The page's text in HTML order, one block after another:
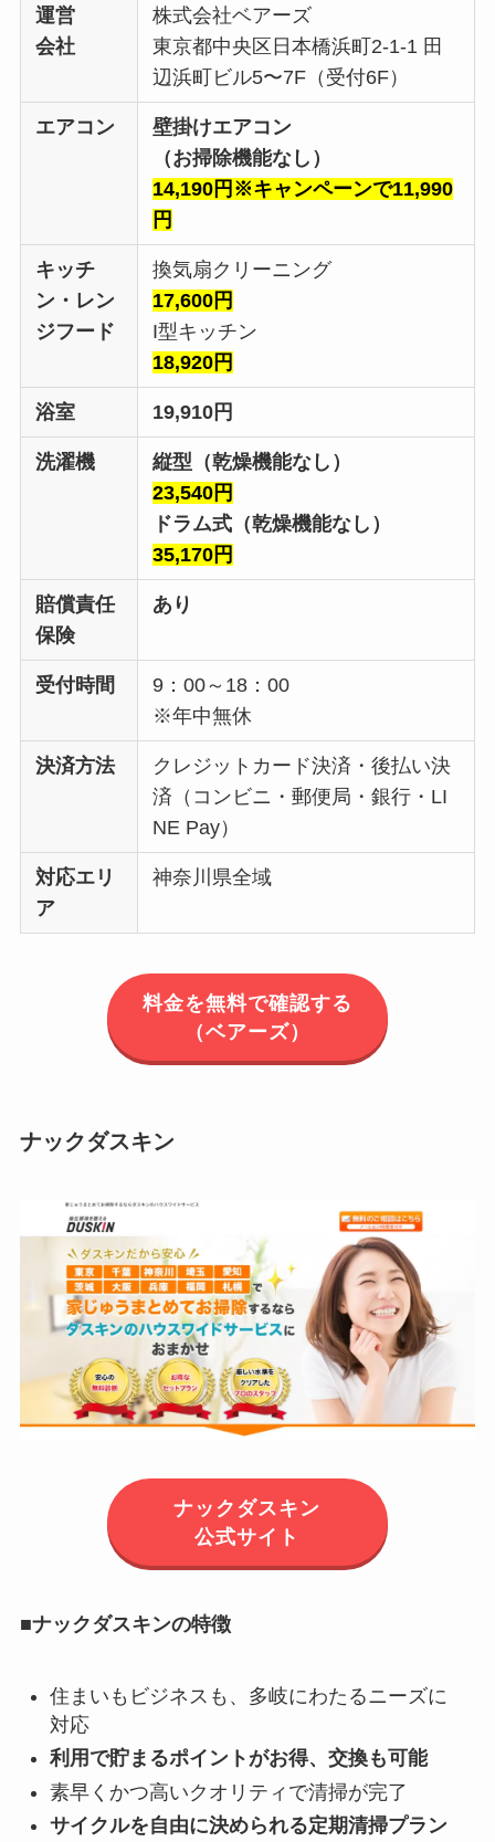
運営
会社
株式会社ベアーズ
東京都中央区日本橋浜町2-1-1 田
辺浜町ビル5〜7F（受付6F）
エアコン
壁掛けエアコン
（お掃除機能なし）
14,190円※キャンペーンで11,990
円
キッチ
ン・レン
ジフード
換気扇クリーニング
17,600円
I型キッチン
18,920円
浴室 19,910円
洗濯機
縦型（乾燥機能なし）
23,540円
ドラム式（乾燥機能なし）
35,170円
賠償責任
保険
あり
受付時間
9：00～18：00
※年中無休
決済方法
クレジットカード決済・後払い決
済（コンビニ・郵便局・銀行・LI
NE Pay）
対応エリ
ア
神奈川県全域
料金を無料で確認する
（ベアーズ）
ナックダスキン
ナックダスキン
公式サイト
■ナックダスキンの特徴
住まいもビジネスも、多岐にわたるニーズに
対応
利用で貯まるポイントがお得、交換も可能
素早くかつ高いクオリティで清掃が完了
サイクルを自由に決められる定期清掃プラン